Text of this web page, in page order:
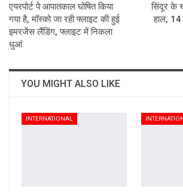
एयरपोर्ट पे आपातकाल घोषित किया
गया है, मॉस्को जा रही फ्लाइट की हुई
इमरजेंस लैंडिंग, फ्लाइट में निकला
धुआं
सिंदूर के
हाल, 14
YOU MIGHT ALSO LIKE
INTERNATIONAL